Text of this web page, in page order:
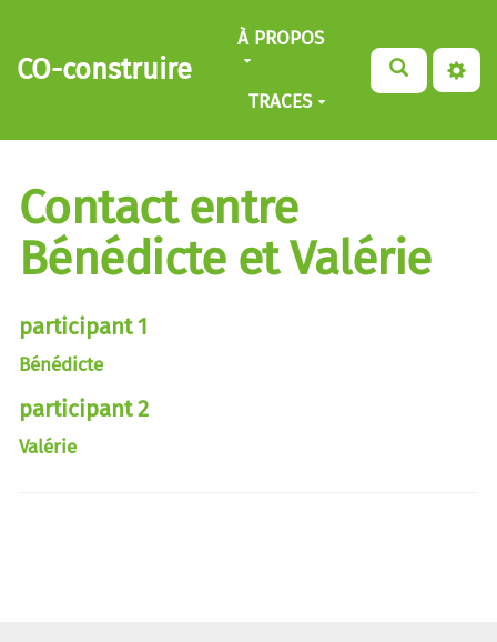
Aller au contenu principal
CO-construire
À PROPOS
TRACES
Contact entre
Bénédicte et Valérie
participant 1
Bénédicte
participant 2
Valérie